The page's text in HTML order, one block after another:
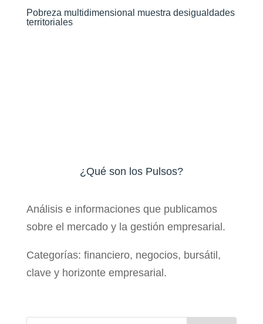
Pobreza multidimensional muestra desigualdades
territoriales
¿Qué son los Pulsos?
Análisis e informaciones que publicamos
sobre el mercado y la gestión empresarial.
Categorías: financiero, negocios, bursátil,
clave y horizonte empresarial.